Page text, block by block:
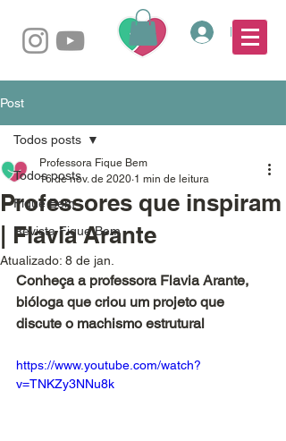
Login
Post
Todos posts
Fique Bem
Revista Fique Bem
Todos posts
Professores que inspiram
| Flavia Arante
Professora Fique Bem
16 de nov. de 2020 1 min de leitura
Atualizado: 8 de jan.
Conheça a professora Flavia Arante,
bióloga que criou um projeto que
discute o machismo estrutural
https://www.youtube.com/watch?
v=TNKZy3NNu8k